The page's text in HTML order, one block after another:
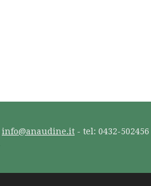
info@anaudine.it - tel: 0432-502456